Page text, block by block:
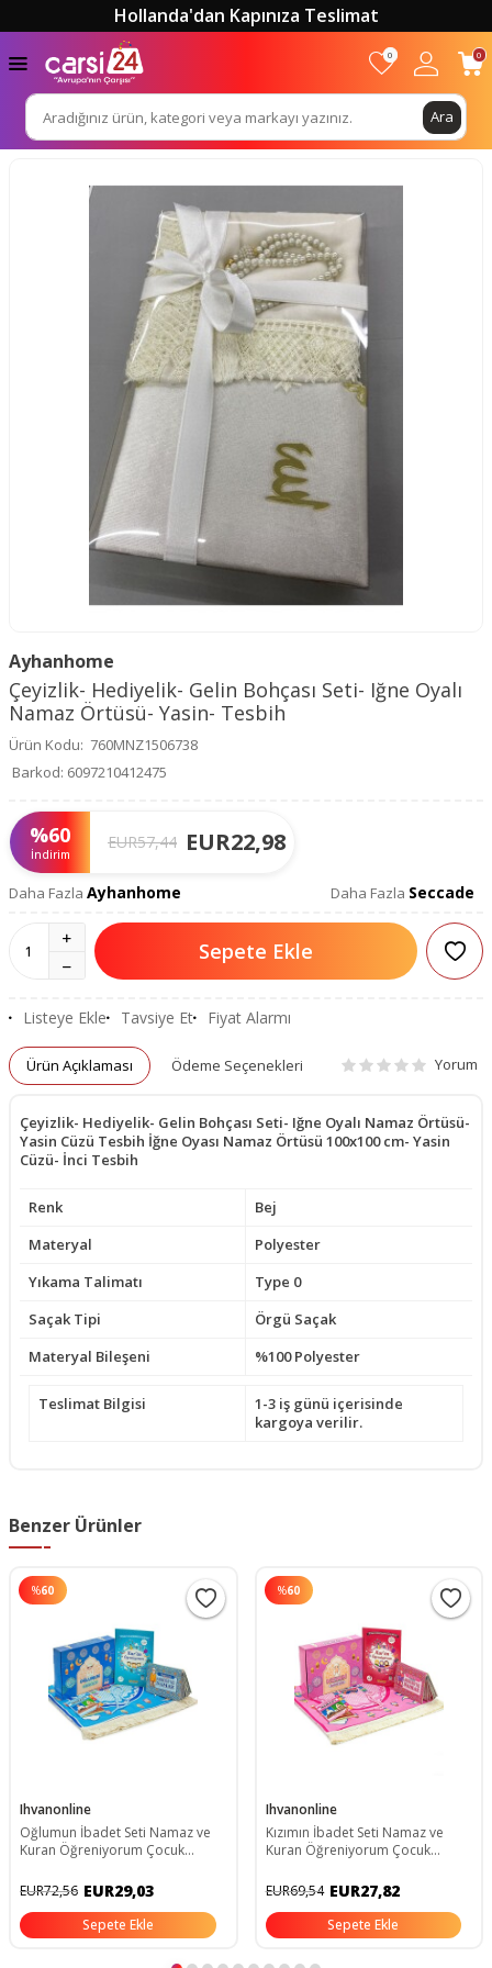
Hollanda'dan Kapınıza Teslimat
Ara
0 0
Ayhanhome
Çeyizlik- Hediyelik- Gelin Bohçası Seti- Iğne Oyalı
Namaz Örtüsü- Yasin- Tesbih
Ürün Kodu: 760MNZ1506738
Barkod: 6097210412475
%60
İndirim
EUR57,44 EUR22,98
Daha Fazla Ayhanhome Daha Fazla Seccade
Sepete Ekle
Listeye Ekle Tavsiye Et Fiyat Alarmı
Ürün Açıklaması Ödeme Seçenekleri Yorum
Çeyizlik- Hediyelik- Gelin Bohçası Seti- Iğne Oyalı Namaz Örtüsü-
Yasin Cüzü Tesbih İğne Oyası Namaz Örtüsü 100x100 cm- Yasin
Cüzü- İnci Tesbih
Renk
Bej
Materyal
Polyester
Yıkama Talimatı
Type 0
Saçak Tipi
Örgü Saçak
Materyal Bileşeni
%100 Polyester
Teslimat Bilgisi
1-3 iş günü içerisinde
kargoya verilir.
Benzer Ürünler
%60
Ihvanonline
Oğlumun İbadet Seti Namaz ve
Kuran Öğreniyorum Çocuk
EUR72,56 EUR29,03
Sepete Ekle
%60
Ihvanonline
Kızımın İbadet Seti Namaz ve
Kuran Öğreniyorum Çocuk
EUR69,54 EUR27,82
Sepete Ekle